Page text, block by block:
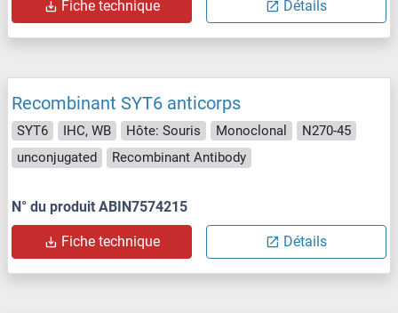
Fiche technique Détails
Recombinant SYT6 anticorps
SYT6 IHC, WB Hôte: Souris Monoclonal
N270-45
unconjugated
Recombinant Antibody
N° du produit ABIN7574215
Fiche technique Détails